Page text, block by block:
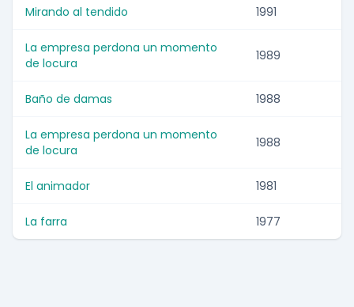
Mirando al tendido 1991
La empresa perdona un momento
de locura
1989
Baño de damas 1988
La empresa perdona un momento
de locura
1988
El animador 1981
La farra 1977